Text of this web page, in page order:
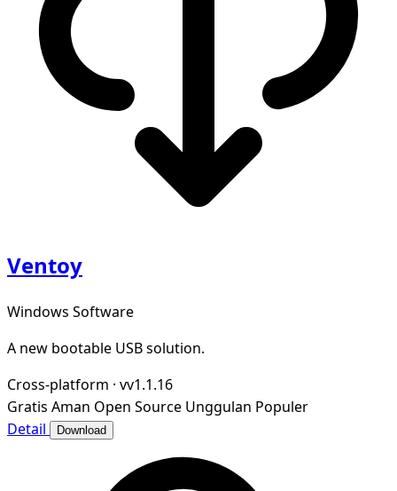
Ventoy
Windows Software
A new bootable USB solution.
Cross-platform · vv1.1.16
Gratis Aman Open Source Unggulan Populer
Detail
Download